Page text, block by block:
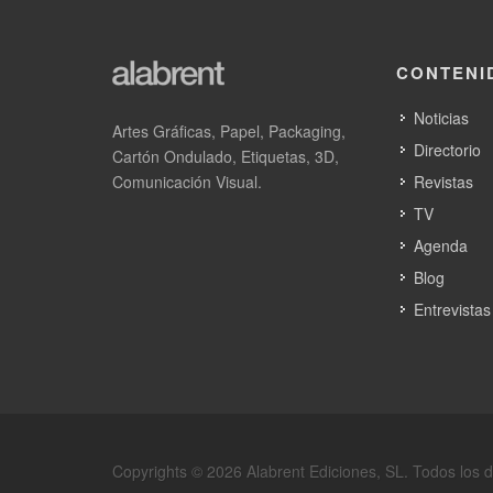
The Navigator Company lanza gCELL,
su nueva marca de pulpa
Artes Gráficas, Papel, Packaging,
Cartón Ondulado, Etiquetas, 3D,
Comunicación Visual.
Noticias
Directorio
Revistas
TV
Agenda
Blog
Entrevistas
Copyrights © 2026 Alabrent Ediciones, SL. Todos los